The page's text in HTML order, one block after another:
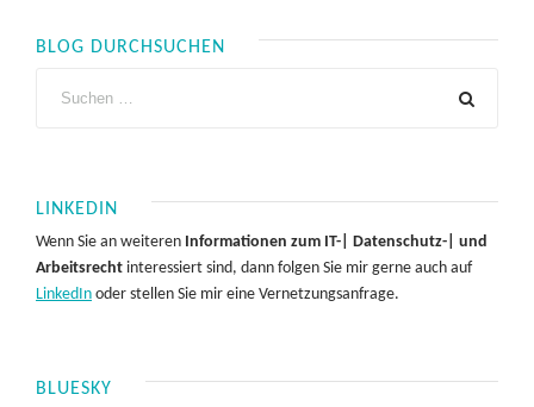
BLOG DURCHSUCHEN
LINKEDIN
Wenn Sie an weiteren Informationen zum IT-| Datenschutz-| und
Arbeitsrecht interessiert sind, dann folgen Sie mir gerne auch auf
LinkedIn oder stellen Sie mir eine Vernetzungsanfrage.
BLUESKY